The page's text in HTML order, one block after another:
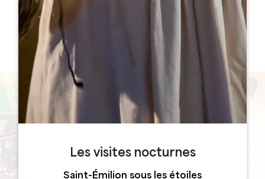
Un nouvel épisode chaque dimanche dès le 20
avril 2025
Rendez-vous sur la chaîne
YouTube des
Moustachus en Vadrouille
Les visites nocturnes
Saint-Émilion sous les étoiles